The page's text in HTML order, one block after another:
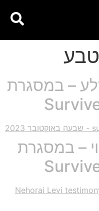
– במסגרת
– במסגרת